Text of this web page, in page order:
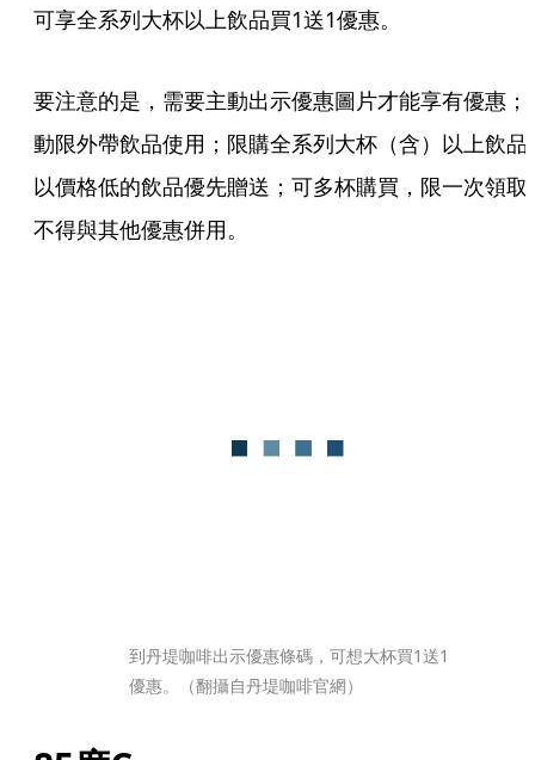
可享全系列大杯以上飲品買1送1優惠。
要注意的是，需要主動出示優惠圖片才能享有優惠；
動限外帶飲品使用；限購全系列大杯（含）以上飲品
以價格低的飲品優先贈送；可多杯購買，限一次領取
不得與其他優惠併用。
到丹堤咖啡出示優惠條碼，可想大杯買1送1
優惠。（翻攝自丹堤咖啡官網）